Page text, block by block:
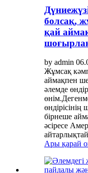
болсақ,
қай
by admin
Жұмсақ
аймақпен
әлемде
бірнеше
әсіресе
Ары қарай